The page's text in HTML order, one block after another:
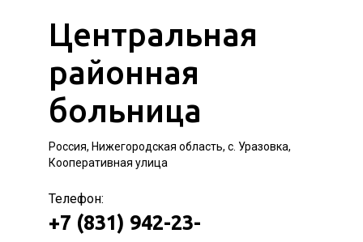
Центральная
районная
больница
Россия, Нижегородская область, с. Уразовка,
Кооперативная улица
Телефон:
+7 (831) 942-23-